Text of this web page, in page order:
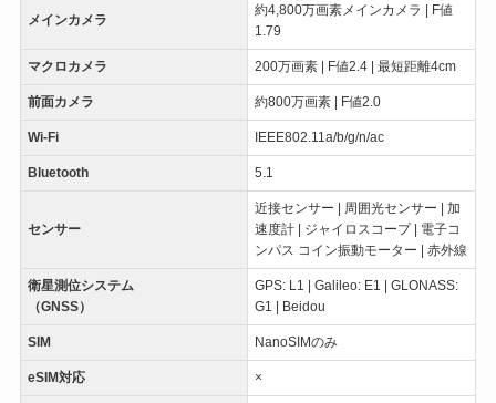
メインカメラ
約4,800万画素メインカメラ | F値
1.79
マクロカメラ 200万画素 | F値2.4 | 最短距離4cm
前面カメラ 約800万画素 | F値2.0
Wi-Fi IEEE802.11a/b/g/n/ac
Bluetooth 5.1
センサー
近接センサー | 周囲光センサー | 加
速度計 | ジャイロスコープ | 電子コ
ンパス コイン振動モーター | 赤外線
衛星測位システム
（GNSS）
GPS: L1 | Galileo: E1 | GLONASS:
G1 | Beidou
SIM NanoSIMのみ
eSIM対応 ×